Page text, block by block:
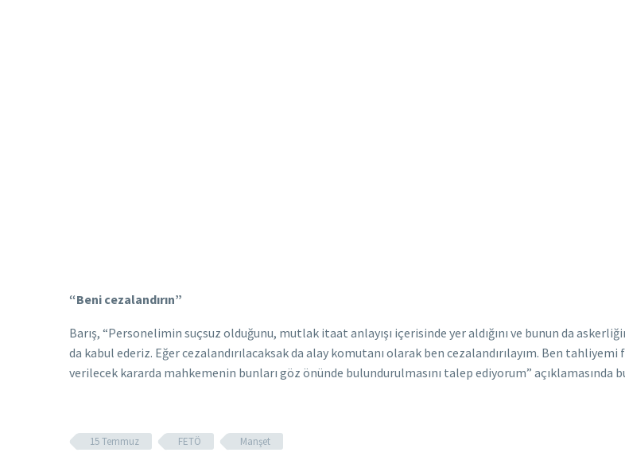
“Beni cezalandırın”
Barış, “Personelimin suçsuz olduğunu, mutlak itaat anlayışı içerisinde yer aldığını ve bunun da
da kabul ederiz. Eğer cezalandırılacaksak da alay komutanı olarak ben cezalandırılayım. Ben
verilecek kararda mahkemenin bunları göz önünde bulundurulmasını talep ediyorum” açıklamasında
15 Temmuz FETÖ Manşet